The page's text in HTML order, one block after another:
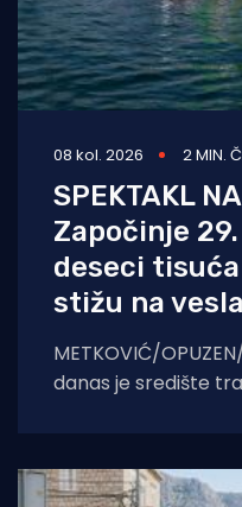
08 kol. 2026 2 MIN.
SPEKTAKL
Započinje
deseci
stižu na
METKOVIĆ/
danas je središte